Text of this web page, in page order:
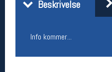
Beskrivelse
Info kommer...